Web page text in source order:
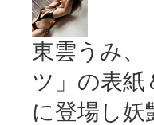
東雲うみ、
ツ」の表紙
に登場し妖